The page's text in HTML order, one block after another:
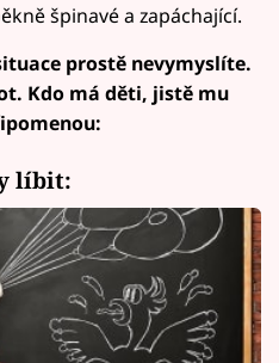
špinavé a zapáchající.
prostě nevymyslíte.
Kdo má děti, jistě mu
líbit: